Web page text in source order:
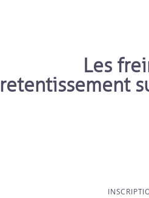
Les
retentissement